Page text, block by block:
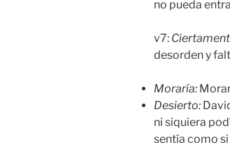
no pueda
v7:
desorden y
Moraría:
Desierto:
ni siquiera
sentía como